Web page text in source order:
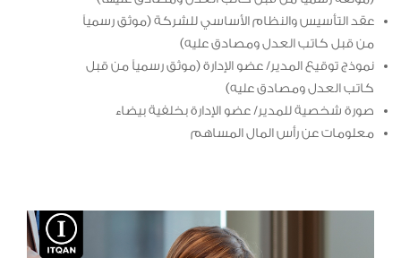
عقد التأسيس والنظام الأساسي للشركة (موثق رسمياً
من قبل كاتب العدل ومصادق عليه)
نموذج توقيع المدير/ عضو الإدارة (موثق رسمياً من قبل
كاتب العدل ومصادق عليه)
صورة شخصية للمدير/ عضو الإدارة بخلفية بيضاء
معلومات عن رأس المال المساهم